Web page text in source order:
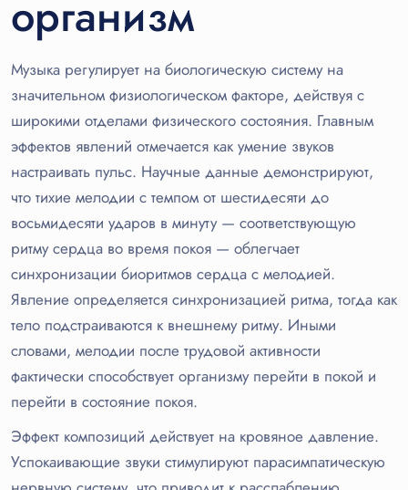
организм
Музыка регулирует на биологическую систему на
значительном физиологическом факторе, действуя с
широкими отделами физического состояния. Главным
эффектов явлений отмечается как умение звуков
настраивать пульс. Научные данные демонстрируют,
что тихие мелодии с темпом от шестидесяти до
восьмидесяти ударов в минуту — соответствующую
ритму сердца во время покоя — облегчает
синхронизации биоритмов сердца с мелодией.
Явление определяется синхронизацией ритма, тогда как
тело подстраиваются к внешнему ритму. Иными
словами, мелодии после трудовой активности
фактически способствует организму перейти в покой и
перейти в состояние покоя.
Эффект композиций действует на кровяное давление.
Успокаивающие звуки стимулируют парасимпатическую